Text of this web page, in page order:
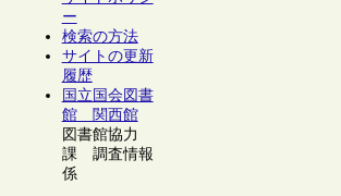
ー
検索の方法
サイトの更新
履歴
国立国会図書
館 関西館
図書館協力
課 調査情報
係